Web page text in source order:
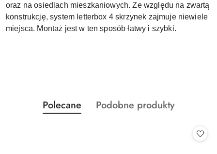
oraz na osiedlach mieszkaniowych. Ze względu na zwartą
konstrukcję, system letterbox 4 skrzynek zajmuje niewiele
miejsca. Montaż jest w ten sposób łatwy i szybki.
Pomiń karuzelę produktów
Produkty
o
Polecane
Produkty
Podobne produkty